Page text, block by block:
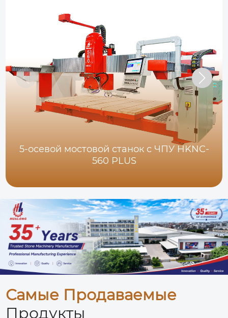
5-осевой мостовой станок с ЧПУ HKNC-
560 PLUS
Самые Продаваемые
Продукты